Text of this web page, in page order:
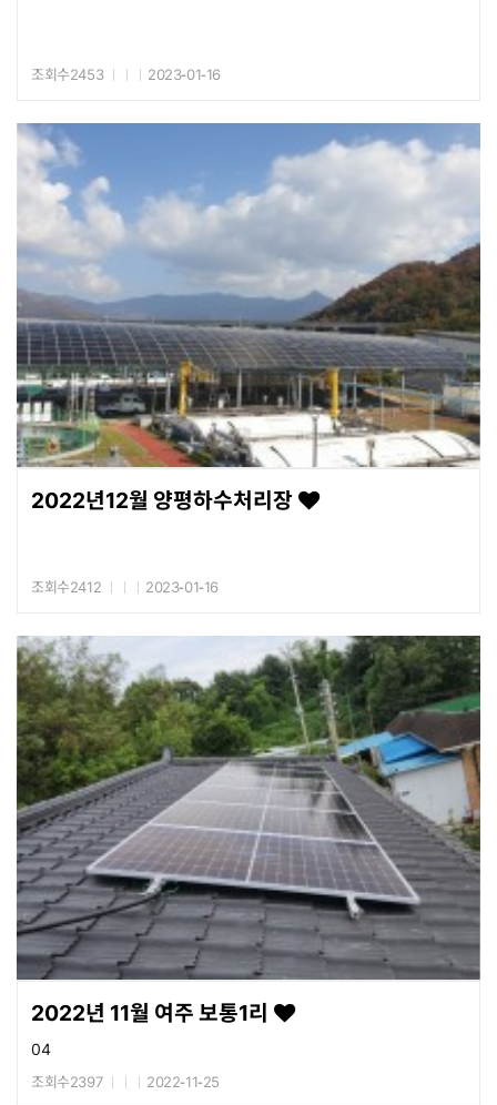
조회수2453 2023-01-16
2022년12월 양평하수처리장
조회수2412 2023-01-16
2022년 11월 여주 보통1리
04
조회수2397 2022-11-25